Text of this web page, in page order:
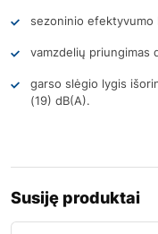
sezoninio efektyvumo
vamzdelių priungimas
garso slėgio lygis
(19) dB(A).
Susiję produktai